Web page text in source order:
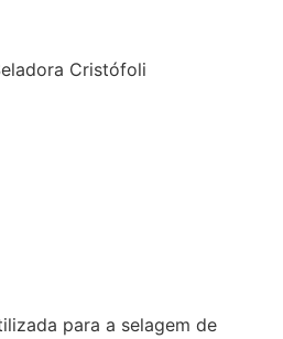
Cristófoli
para a selagem de